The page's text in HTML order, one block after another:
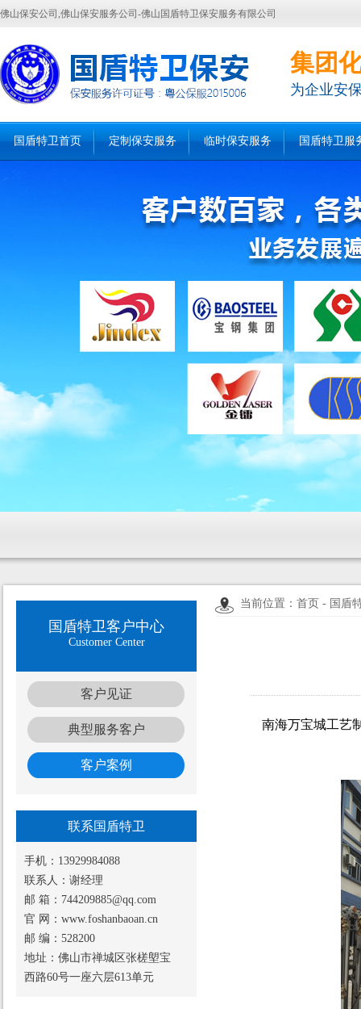
佛山保安公司,佛山保安服务公司-佛山国盾特卫保安服务有限公司
集团
为企业安
国盾特卫首页 定制保安服务 临时保安服务 国盾特卫服
国盾特卫客户中心
Customer Center
客户见证
典型服务客户
客户案例
联系国盾特卫
手机：13929984088
联系人：谢经理
邮 箱：744209885@qq.com
官 网：www.foshanbaoan.cn
邮 编：528200
地址：佛山市禅城区张槎塱宝
西路60号一座六层613单元
当前位置：首页 - 国盾
南海万宝城工艺